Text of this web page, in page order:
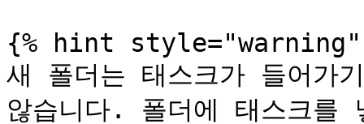
{% hint style="warning"
새 폴더는 태스크가 들어가
않습니다. 폴더에 태스크를